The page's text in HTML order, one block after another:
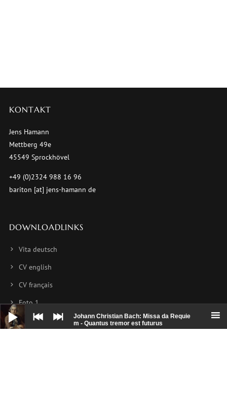
Audio-
Player
Johann Christian Bach: Missa da Requie
m - Quantus tremor est futurus
KONTAKT
Jens Hamann
Mettberg 49e
45549 Sprockhövel
+49 (0)2324 988 16 96
bariton [at] jens-hamann de
DOWNLOADLINKS
Vita deutsch
CV english
CV français
Foto 1
Foto 2